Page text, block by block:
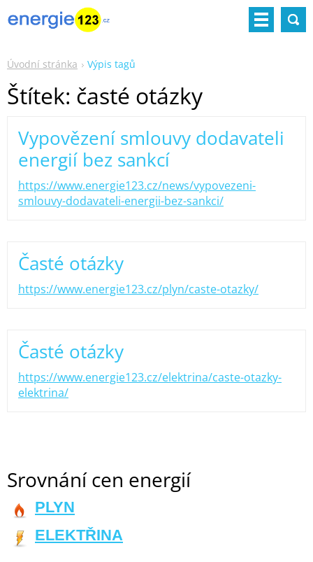
Úvodní stránka Výpis tagů
Štítek: časté otázky
Vypovězení smlouvy dodavateli
energií bez sankcí
https://www.energie123.cz/news/vypovezeni-
smlouvy-dodavateli-energii-bez-sankci/
Časté otázky
https://www.energie123.cz/plyn/caste-otazky/
Časté otázky
https://www.energie123.cz/elektrina/caste-otazky-
elektrina/
Srovnání cen energií
PLYN
ELEKTŘINA